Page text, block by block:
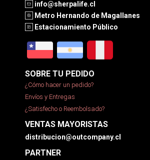
info@sherpalife.cl
Metro Hernando de Magallanes
Estacionamiento Público
SOBRE TU PEDIDO
¿Cómo hacer un pedido?
Envíos y Entregas
¿Satisfecho o Reembolsado?
VENTAS MAYORISTAS
distribucion@outcompany.cl
PARTNER